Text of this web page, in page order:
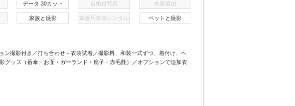
データ 30カット 台紙付写真 衣装追加
家族と撮影 家族用衣装レンタル ペットと撮影
ン撮影付き／打ち合わせ＋衣装試着／撮影料、和装一式ずつ、着付け、ヘ
グッズ（番傘・お面・ガーランド・扇子・赤毛氈）／オプションで追加衣